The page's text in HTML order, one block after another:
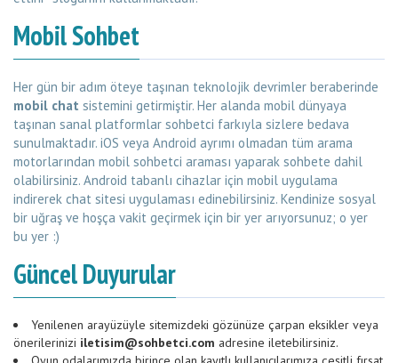
Mobil Sohbet
Her gün bir adım öteye taşınan teknolojik devrimler beraberinde
mobil chat sistemini getirmiştir. Her alanda mobil dünyaya
taşınan sanal platformlar sohbetci farkıyla sizlere bedava
sunulmaktadır. iOS veya Android ayrımı olmadan tüm arama
motorlarından mobil sohbetci araması yaparak sohbete dahil
olabilirsiniz. Android tabanlı cihazlar için mobil uygulama
indirerek chat sitesi uygulaması edinebilirsiniz. Kendinize sosyal
bir uğraş ve hoşça vakit geçirmek için bir yer arıyorsunuz; o yer
bu yer :)
Güncel Duyurular
Yenilenen arayüzüyle sitemizdeki gözünüze çarpan eksikler veya
önerilerinizi iletisim@sohbetci.com adresine iletebilirsiniz.